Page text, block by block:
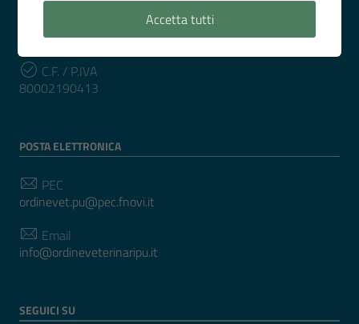
INFORMAZIONI
C.F. / P.IVA
80002190413
POSTA ELETTRONICA
PEC
ordinevet.pu@pec.fnovi.it
Email
info@ordineveterinaripu.it
SEGUICI SU
Accetta tutti